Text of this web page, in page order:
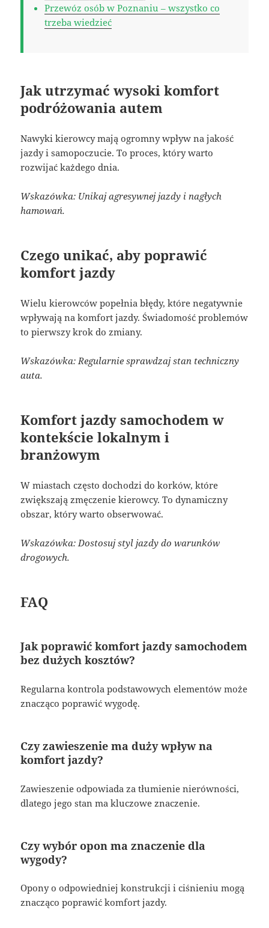
Przewóz osób w Poznaniu – wszystko co
trzeba wiedzieć
Jak utrzymać wysoki komfort
podróżowania autem
Nawyki kierowcy mają ogromny wpływ na jakość
jazdy i samopoczucie. To proces, który warto
rozwijać każdego dnia.
Wskazówka: Unikaj agresywnej jazdy i nagłych
hamowań.
Czego unikać, aby poprawić
komfort jazdy
Wielu kierowców popełnia błędy, które negatywnie
wpływają na komfort jazdy. Świadomość problemów
to pierwszy krok do zmiany.
Wskazówka: Regularnie sprawdzaj stan techniczny
auta.
Komfort jazdy samochodem w
kontekście lokalnym i
branżowym
W miastach często dochodzi do korków, które
zwiększają zmęczenie kierowcy. To dynamiczny
obszar, który warto obserwować.
Wskazówka: Dostosuj styl jazdy do warunków
drogowych.
FAQ
Jak poprawić komfort jazdy samochodem
bez dużych kosztów?
Regularna kontrola podstawowych elementów może
znacząco poprawić wygodę.
Czy zawieszenie ma duży wpływ na
komfort jazdy?
Zawieszenie odpowiada za tłumienie nierówności,
dlatego jego stan ma kluczowe znaczenie.
Czy wybór opon ma znaczenie dla
wygody?
Opony o odpowiedniej konstrukcji i ciśnieniu mogą
znacząco poprawić komfort jazdy.